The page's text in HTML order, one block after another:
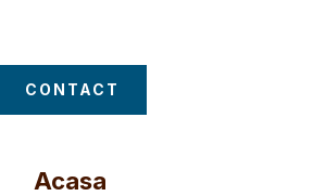
CONTACT
Acasa